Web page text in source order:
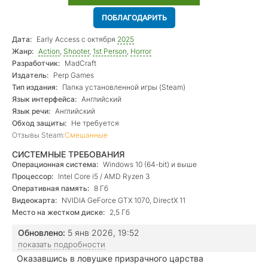
ПОБЛАГОДАРИТЬ
Дата: Early Access с октября 2025
Жанр: Action, Shooter, 1st Person, Horror
Разработчик: MadCraft
Издатель: Perp Games
Тип издания: Папка установленной игры (Steam)
Язык интерфейса: Английский
Язык речи: Английский
Обход защиты: Не требуется
Отзывы Steam:Смешанные
СИСТЕМНЫЕ ТРЕБОВАНИЯ
Операционная система: Windows 10 (64-bit) и выше
Процессор: Intel Core i5 / AMD Ryzen 3
Оперативная память: 8 Гб
Видеокарта: NVIDIA GeForce GTX 1070, DirectX 11
Место на жестком диске: 2,5 Гб
Обновлено: 5 янв 2026, 19:52
показать подробности
Оказавшись в ловушке призрачного царства